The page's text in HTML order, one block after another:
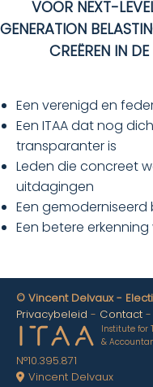
VOOR NEXT-
GENERATION
CREËREN IN
Een verenigd en
Een ITAA dat nog
transparanter is
Leden die concreet
uitdagingen
Een gemoderniseerd
Een betere
© Vincent Delvaux -
Privacybeleid
Contact
Institute for
&
N°10.395.871
Vincent Delvaux